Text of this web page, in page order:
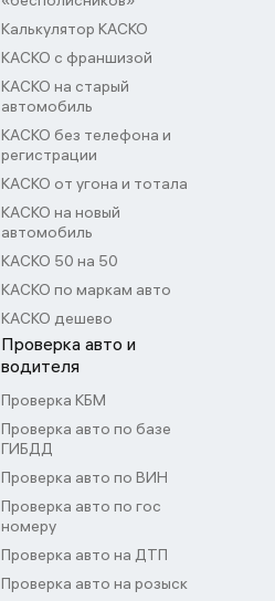
Калькулятор КАСКО
КАСКО с франшизой
КАСКО на старый
автомобиль
КАСКО без телефона и
регистрации
КАСКО от угона и тотала
КАСКО на новый
автомобиль
КАСКО 50 на 50
КАСКО по маркам авто
КАСКО дешево
Проверка авто и
водителя
Проверка КБМ
Проверка авто по базе
ГИБДД
Проверка авто по ВИН
Проверка авто по гос
номеру
Проверка авто на ДТП
Проверка авто на розыск